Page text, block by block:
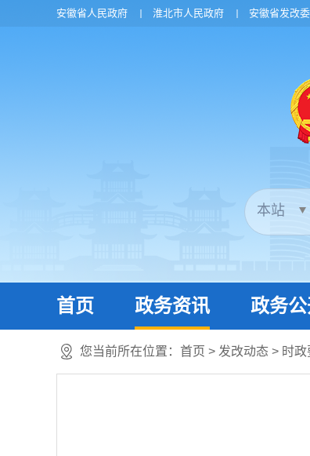
安徽省人民政府 淮北市人民政府 安徽省发改委
首页 政务资讯 政务
您当前所在位置： 首页 > 发改动态 > 时政